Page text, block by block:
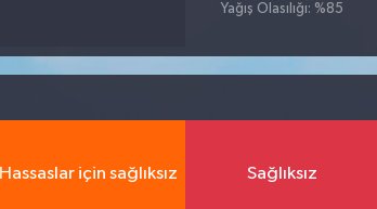
Yağış Olasılığı: %85
Hassaslar için sağlıksız Sağlıksız